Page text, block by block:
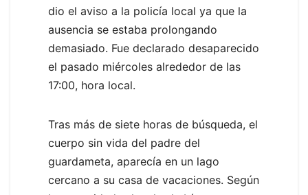
dio el aviso a la policía local ya que la
ausencia se estaba prolongando
demasiado. Fue declarado desaparecido
el pasado miércoles alrededor de las
17:00, hora local.
Tras más de siete horas de búsqueda, el
cuerpo sin vida del padre del
guardameta, aparecía en un lago
cercano a su casa de vacaciones. Según